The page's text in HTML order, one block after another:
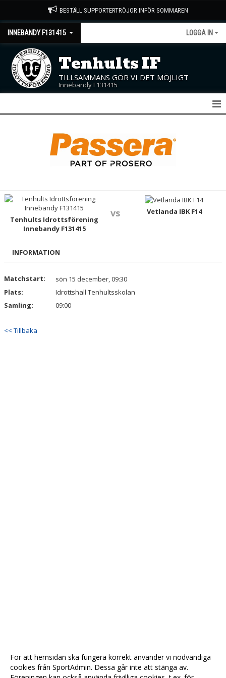
BESTÄLL SUPPORTERTRÖJOR INFÖR SOMMAREN
INNEBANDY F131415 LOGGA IN
Tenhults IF
TILLSAMMANS GÖR VI DET MÖJLIGT
Innebandy F131415
TRUPPEN
BILDGALLERI
DOKUMENT
KONTAKT
Tenhults Idrottsförening
Innebandy F131415
vs Vetlanda IBK F14
INFORMATION
Matchstart:
sön 15 december, 09:30
Plats:
Idrottshall Tenhultsskolan
Samling:
09:00
<< Tillbaka
För att hemsidan ska fungera korrekt använder vi nödvändiga
cookies från SportAdmin. Dessa går inte att stänga av.